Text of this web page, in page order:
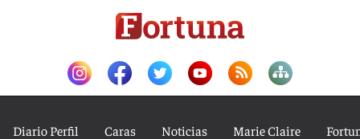
Diario Perfil Caras Noticias Marie Claire